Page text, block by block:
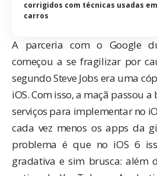
corrigidos com técnicas usadas em
carros
A parceria com o Google
começou a se fragilizar por
segundo Steve Jobs era uma
iOS. Com isso, a maçã passou
serviços para implementar no
cada vez menos os apps da
problema é que no iOS 6
gradativa e sim brusca: além